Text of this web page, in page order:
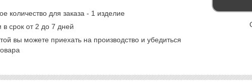
количество для заказа - 1 изделие
в срок от 2 до 7 дней
вы можете приехать на производство и убедиться